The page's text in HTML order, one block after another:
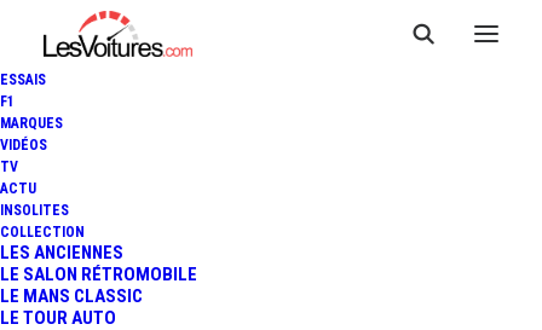
ESSAIS
F1
MARQUES
VIDÉOS
TV
ACTU
INSOLITES
COLLECTION
LES ANCIENNES
LE SALON RÉTROMOBILE
LE MANS CLASSIC
LE TOUR AUTO